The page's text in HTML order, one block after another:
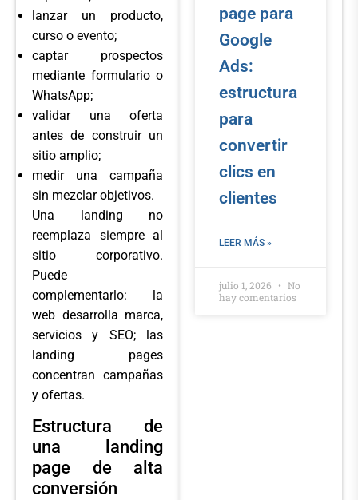
lanzar un producto,
curso o evento;
captar prospectos
mediante formulario o
WhatsApp;
validar una oferta
antes de construir un
sitio amplio;
medir una campaña
sin mezclar objetivos.
Una landing no
reemplaza siempre al
sitio corporativo.
Puede
complementarlo: la
web desarrolla marca,
servicios y SEO; las
landing pages
concentran campañas
y ofertas.
Estructura de
una landing
page de alta
conversión
page para
Google
Ads:
estructura
para
convertir
clics en
clientes
LEER MÁS »
julio 1, 2026
No
hay comentarios